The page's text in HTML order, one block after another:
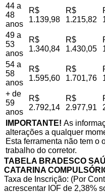
44 a
48
anos
R$
1.139,98
R$
1.215,82
49 a
53
anos
R$
1.340,84
R$
1.430,05
54 a
58
anos
R$
1.595,60
R$
1.701,76
+ de
59
anos
R$
2.792,14
R$
2.977,91
IMPORTANTE! As
alterações a qualquer
Esta ferramenta não tem
trabalho do corretor.
TABELA BRADESCO
CATARINA
Taxa de Inscrição: (Por
acrescentar IOF de 2,38%